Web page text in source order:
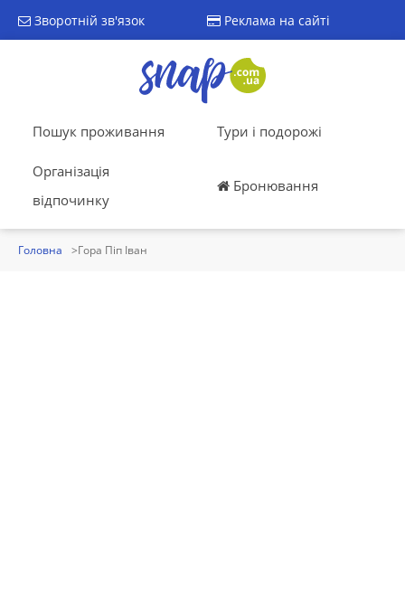
Зворотній зв'язок Реклама на сайті
Пошук проживання Тури і подорожі
Організація
відпочинку
Бронювання
Головна Гора Піп Іван